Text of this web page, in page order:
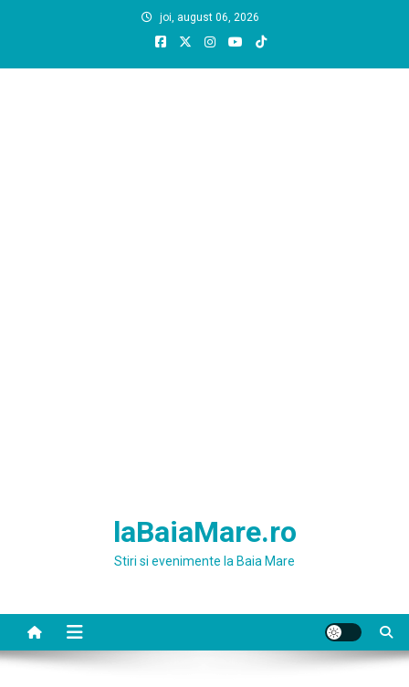
joi, august 06, 2026
laBaiaMare.ro
Stiri si evenimente la Baia Mare